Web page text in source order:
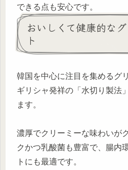
できる点も安心です。
おいしくて健康的な
ト
韓国を中心に注目を集めるグ
ギリシャ発祥の「水切り製法
ます。
濃厚でクリーミーな味わいが
クかつ乳酸菌も豊富で、腸内
トにも最適です。